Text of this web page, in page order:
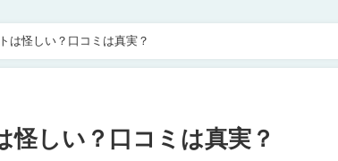
は怪しい？口コミは真実？
怪しい？口コミは真実？